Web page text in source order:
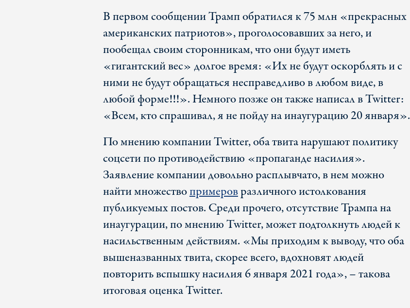
В первом сообщении Трамп обратился к 75 млн «прекрасных
американских патриотов», проголосовавших за него, и
пообещал своим сторонникам, что они будут иметь
«гигантский вес» долгое время: «Их не будут оскорблять и с
ними не будут обращаться несправедливо в любом виде, в
любой форме!!!». Немного позже он также написал в Twitter:
«Всем, кто спрашивал, я не пойду на инаугурацию 20 января».
По мнению компании Twitter, оба твита нарушают политику
соцсети по противодействию «пропаганде насилия».
Заявление компании довольно расплывчато, в нем можно
найти множествопримеровразличного истолкования
публикуемых постов. Среди прочего, отсутствие Трампа на
инаугурации, по мнению Twitter, может подтолкнуть людей к
насильственным действиям. «Мы приходим к выводу, что оба
вышеназванных твита, скорее всего, вдохновят людей
повторить вспышку насилия 6 января 2021 года», – такова
итоговая оценка Twitter.